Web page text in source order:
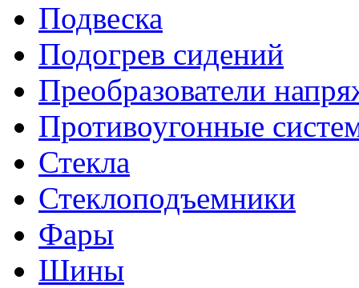
Подвеска
Подогрев сидений
Преобразователи
Противоугонные
Стекла
Стеклоподъемники
Фары
Шины